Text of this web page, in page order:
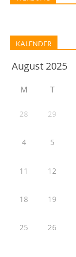
KALENDER
M T
28 29
4 5
11 12
18 19
25 26